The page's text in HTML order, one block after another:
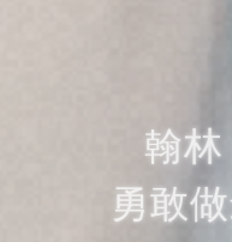
翰
勇敢
世上
你